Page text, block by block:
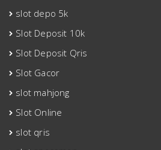
slot depo 5k
Slot Deposit 10k
Slot Deposit Qris
Slot Gacor
slot mahjong
Slot Online
slot qris